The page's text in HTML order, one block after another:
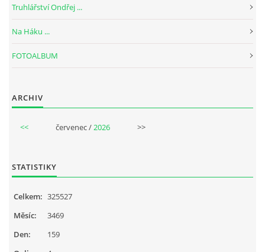
Truhlářství Ondřej ...
Na Háku ...
FOTOALBUM
ARCHIV
<< červenec /2026 >>
STATISTIKY
Celkem: 325527
Měsíc:
3469
Den:
159